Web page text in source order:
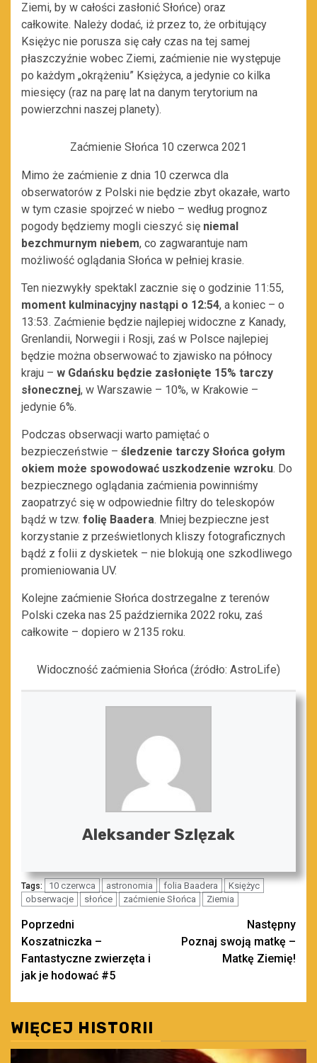
Ziemi, by w całości zasłonić Słońce) oraz
całkowite. Należy dodać, iż przez to, że orbitujący
Księżyc nie porusza się cały czas na tej samej
płaszczyźnie wobec Ziemi, zaćmienie nie występuje
po każdym „okrążeniu” Księżyca, a jedynie co kilka
miesięcy (raz na parę lat na danym terytorium na
powierzchni naszej planety).
Zaćmienie Słońca 10 czerwca 2021
Mimo że zaćmienie z dnia 10 czerwca dla
obserwatorów z Polski nie będzie zbyt okazałe, warto
w tym czasie spojrzeć w niebo – według prognoz
pogody będziemy mogli cieszyć się niemal
bezchmurnym niebem, co zagwarantuje nam
możliwość oglądania Słońca w pełniej krasie.
Ten niezwykły spektakl zacznie się o godzinie 11:55,
moment kulminacyjny nastąpi o 12:54, a koniec – o
13:53. Zaćmienie będzie najlepiej widoczne z Kanady,
Grenlandii, Norwegii i Rosji, zaś w Polsce najlepiej
będzie można obserwować to zjawisko na północy
kraju – w Gdańsku będzie zasłonięte 15% tarczy
słonecznej, w Warszawie – 10%, w Krakowie –
jedynie 6%.
Podczas obserwacji warto pamiętać o
bezpieczeństwie – śledzenie tarczy Słońca gołym
okiem może spowodować uszkodzenie wzroku. Do
bezpiecznego oglądania zaćmienia powinniśmy
zaopatrzyć się w odpowiednie filtry do teleskopów
bądź w tzw. folię Baadera. Mniej bezpieczne jest
korzystanie z prześwietlonych kliszy fotograficznych
bądź z folii z dyskietek – nie blokują one szkodliwego
promieniowania UV.
Kolejne zaćmienie Słońca dostrzegalne z terenów
Polski czeka nas 25 października 2022 roku, zaś
całkowite – dopiero w 2135 roku.
Widoczność zaćmienia Słońca (źródło: AstroLife)
Aleksander Szlęzak
Tags: 10 czerwca astronomia folia Baadera
Księżyc
obserwacje
słońce zaćmienie Słońca Ziemia
Zobacz
wpisy
Poprzedni
Koszatniczka –
Fantastyczne zwierzęta i
jak je hodować #5
Następny
Poznaj swoją matkę –
Matkę Ziemię!
WIĘCEJ HISTORII